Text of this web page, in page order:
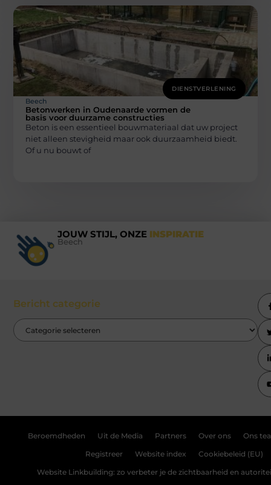
DIENSTVERLENING
Beech
Betonwerken in Oudenaarde vormen de
basis voor duurzame constructies
Beton is een essentieel bouwmateriaal dat uw project
niet alleen stevigheid maar ook duurzaamheid biedt.
Of u nu bouwt of
JOUW STIJL, ONZE INSPIRATIE
Beech
Bericht categorie
Beroemdheden Uit de Media Partners Over ons Ons
Registreer Website index Cookiebeleid (EU)
Website Linkbuilding: zo verbeter je de zichtbaarheid en